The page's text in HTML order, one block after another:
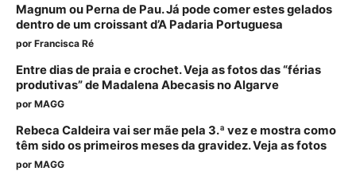
Magnum ou Perna de Pau. Já pode comer estes gelados
dentro de um croissant d’A Padaria Portuguesa
por Francisca Ré
Entre dias de praia e crochet. Veja as fotos das “férias
produtivas” de Madalena Abecasis no Algarve
por MAGG
Rebeca Caldeira vai ser mãe pela 3.ª vez e mostra como
têm sido os primeiros meses da gravidez. Veja as fotos
por MAGG